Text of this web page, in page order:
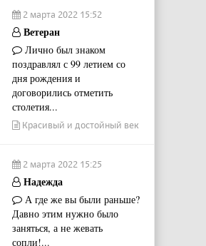
2 марта 2022 15:52
Ветеран
Лично был знаком
поздравлял с 99 летием со
дня рождения и
договорились отметить
столетия...
Красивый и достойный век
2 марта 2022 15:25
Надежда
А где же вы были раньше?
Давно этим нужно было
заняться, а не жевать
сопли!...